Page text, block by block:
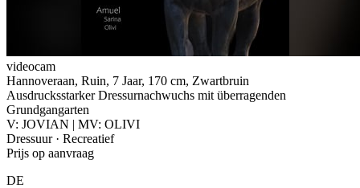
videocam
Hannoveraan, Ruin, 7 Jaar, 170 cm, Zwartbruin
Ausdrucksstarker Dressurnachwuchs mit überragenden
Grundgangarten
V: JOVIAN | MV: OLIVI
Dressuur · Recreatief
Prijs op aanvraag
DE